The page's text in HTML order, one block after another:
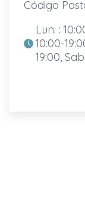
Código
Lun. :
10:00-
19:00,